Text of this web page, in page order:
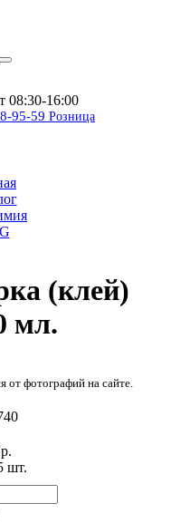
08:30-16:00
95-59 Розница
(клей)
мл.
от фотографий на сайте.
шт.